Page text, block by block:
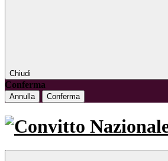
Chiudi
Conferma
Annulla Conferma